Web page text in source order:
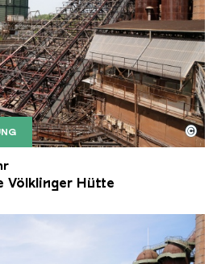
der Völklinger Hütte mit
Völklinger Hütte | Karl
©
Völklinger Hütte